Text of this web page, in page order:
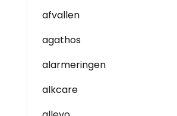
afvallen
agathos
alarmeringen
alkcare